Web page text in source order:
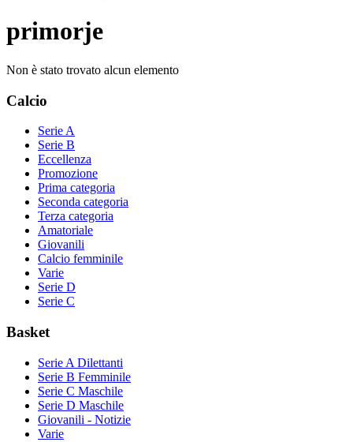
primorje
Non è stato trovato alcun elemento
Calcio
Serie A
Serie B
Eccellenza
Promozione
Prima categoria
Seconda categoria
Terza categoria
Amatoriale
Giovanili
Calcio femminile
Varie
Serie D
Serie C
Basket
Serie A Dilettanti
Serie B Femminile
Serie C Maschile
Serie D Maschile
Giovanili - Notizie
Varie